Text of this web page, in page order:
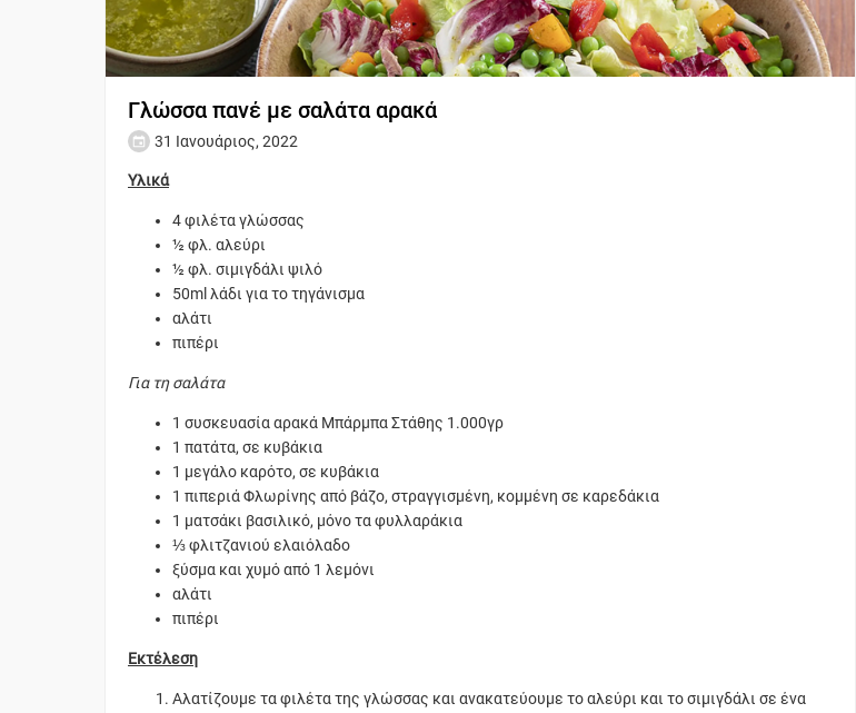
Γλώσσα πανέ με σαλάτα αρακά
31 Ιανουάριος, 2022
Υλικά
4 φιλέτα γλώσσας
½ φλ. αλεύρι
½ φλ. σιμιγδάλι ψιλό
50ml λάδι για το τηγάνισμα
αλάτι
πιπέρι
Για τη σαλάτα
1 συσκευασία αρακά Μπάρμπα Στάθης 1.000γρ
1 πατάτα, σε κυβάκια
1 μεγάλο καρότο, σε κυβάκια
1 πιπεριά Φλωρίνης από βάζο, στραγγισμένη, κομμένη σε καρεδάκια
1 ματσάκι βασιλικό, μόνο τα φυλλαράκια
⅓ φλιτζανιού ελαιόλαδο
ξύσμα και χυμό από 1 λεμόνι
αλάτι
πιπέρι
Εκτέλεση
Αλατίζουμε τα φιλέτα της γλώσσας και ανακατεύουμε το αλεύρι και το σιμιγδάλι σε ένα